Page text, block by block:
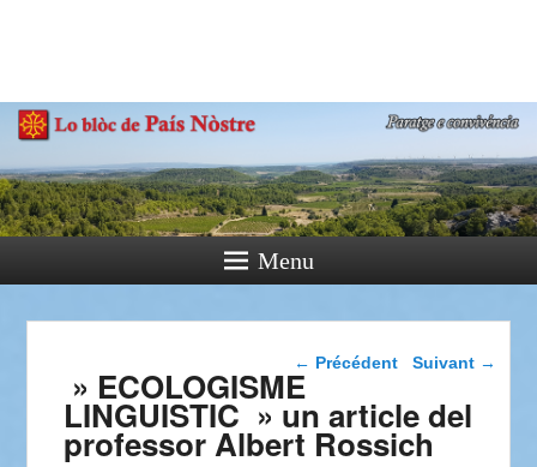
Paratge e Convivència
Menu
Navigation dans les
← Précédent Suivant →
» ECOLOGISME
LINGUISTIC » un article del
professor Albert Rossich